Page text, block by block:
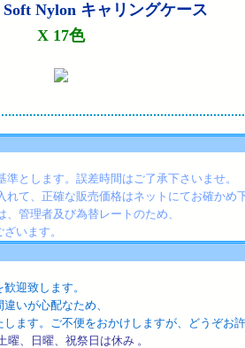
Soft Nylon キャリングケース
X 17色
準とします。誤差時間はご了承下さいませ。
れて、正確な販売価格はネットにてお確かめ
、管理者及び為替レートのため、
います。
迎致します。
いが心配なため、
ます。ご不便をおかけしますが、どうぞお許
曜、日曜、祝祭日は休み 。